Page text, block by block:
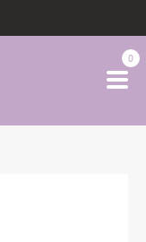
0